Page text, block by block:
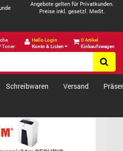
Angebote gelten für Privatkunden.
Preise inkl. gesetzl. MwSt.
Toner
Hello Login
Konto & Listen
0 Artikel
Einkaufswagen
Schreibwaren Versand